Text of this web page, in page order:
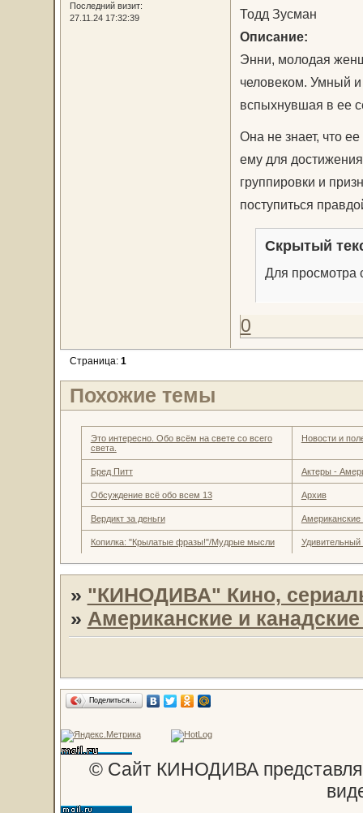
Последний визит:
27.11.24 17:32:39
Тодд Зусман
Описание:
Энни, молодая
человеком. Умный и
вспыхнувшая в ее
Она не знает, что
ему для
группировки и
поступиться
Скрытый
Для просмотра
0
Страница: 1
Похожие темы
Это интересно. Обо всём на свете со всего
света.
Новости и
Бред Питт Актеры -
Обсуждение всё обо всем 13 Архив
Вердикт за деньги
Копилка: "Крылатые фразы!"/Мудрые мысли
» "КИНОДИВА" Кино,
» Американские и
Поделиться…
© Сайт КИНОДИВА